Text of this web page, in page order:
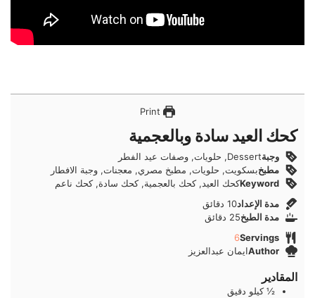
Print
كحك العيد سادة وبالعجمية
وجبةDessert, حلويات, وصفات عيد الفطر
مطبخبسكويت, حلويات, مطبخ مصري, معجنات, وجبة الافطار
Keywordكحك العيد, كحك بالعجمية, كحك سادة, كحك ناعم
مدة الإعداد10دقائق
دقائق
مدة الطبخ25 دقائق
دقائق
Servings
6
Authorايمان عبدالعزيز
المقادير
½ كيلو دقيق